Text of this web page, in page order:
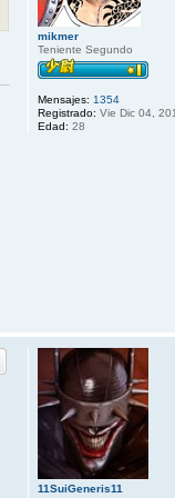
mikmer
Teniente Segundo
Mensajes: 1354
Registrado: Vie Dic 04,
Edad: 28
11SuiGeneris11